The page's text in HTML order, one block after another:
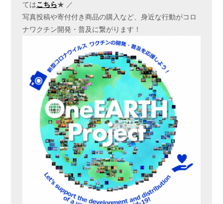
てはこちら★ ／
写真投稿や寄付付き商品の購入など、身近な行動がコロ
ナワクチン開発・普及に繋がります！